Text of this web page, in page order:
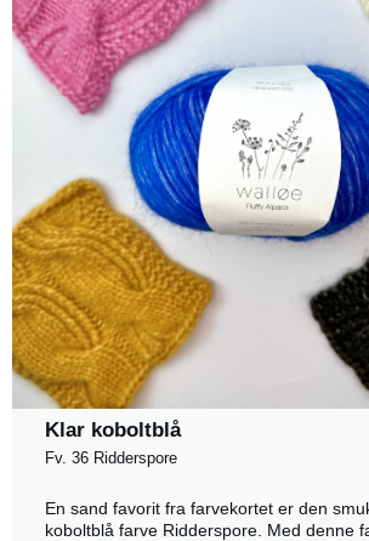
Klar koboltblå
Fv. 36 Ridderspore
En sand favorit fra farvekortet er den
koboltblå farve Ridderspore. Med denne